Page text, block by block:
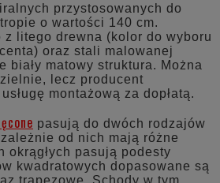
przystosowanych do
o wartości 140 cm.
z litego drewna (kolor do wyboru
oraz stali malowanej
biały matowy struktura. Można
lecz producent
montażową za dopłatą.
pasują do dwóch rodzajów
od nich mają różne
okrągłych pasują podesty
kwadratowych dopasowane są
trapezowe. Schody w tym